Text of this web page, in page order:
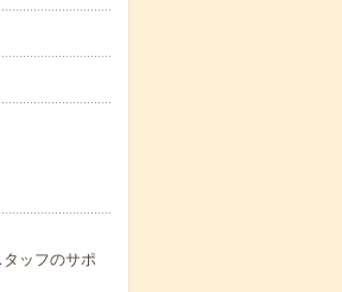
ッフのサポ